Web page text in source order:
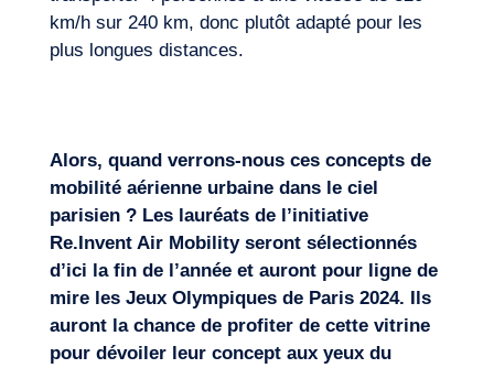
km/h sur 240 km, donc plutôt adapté pour les
plus longues distances.
Alors, quand verrons-nous ces concepts de
mobilité aérienne urbaine dans le ciel
parisien ? Les lauréats de l’initiative
Re.Invent Air Mobility seront sélectionnés
d’ici la fin de l’année et auront pour ligne de
mire les Jeux Olympiques de Paris 2024. Ils
auront la chance de profiter de cette vitrine
pour dévoiler leur concept aux yeux du